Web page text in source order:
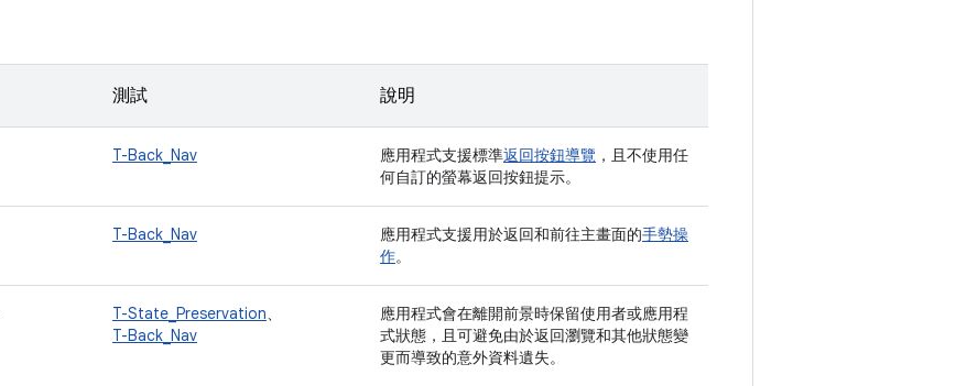
測試 說明
T-Back_Nav 應用程式支援標準返回按鈕導覽 ，且不使用任
何自訂的螢幕返回按鈕提示。
T-Back_Nav 應用程式支援用於返回和前往主畫面的手勢操
作。
T-State_Preservation、
T-Back_Nav
應用程式會在離開前景時保留使用者或應用程
式狀態，且可避免由於返回瀏覽和其他狀態變
更而導致的意外資料遺失。